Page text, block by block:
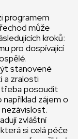
programem
může
kroků:
pro dospívající
stanovené
a zralosti
posoudit
zájem o
zvláštní
si celá péče